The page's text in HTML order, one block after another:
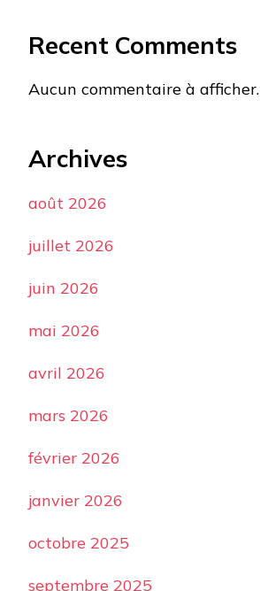
Recent Comments
Aucun commentaire à afficher.
Archives
août 2026
juillet 2026
juin 2026
mai 2026
avril 2026
mars 2026
février 2026
janvier 2026
octobre 2025
septembre 2025